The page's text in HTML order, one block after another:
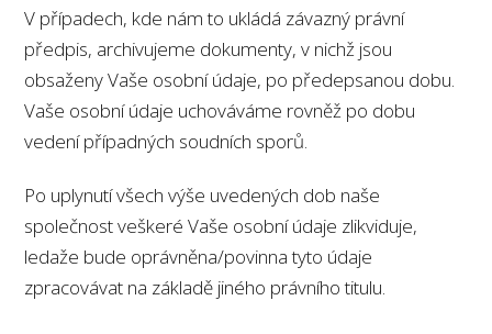
V případech, kde nám to ukládá závazný právní
předpis, archivujeme dokumenty, v nichž jsou
obsaženy Vaše osobní údaje, po předepsanou dobu.
Vaše osobní údaje uchováváme rovněž po dobu
vedení případných soudních sporů.
Po uplynutí všech výše uvedených dob naše
společnost veškeré Vaše osobní údaje zlikviduje,
ledaže bude oprávněna/povinna tyto údaje
zpracovávat na základě jiného právního titulu.